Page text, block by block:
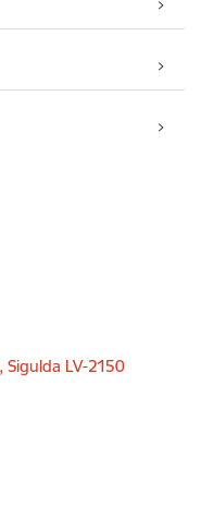
Sigulda LV-2150